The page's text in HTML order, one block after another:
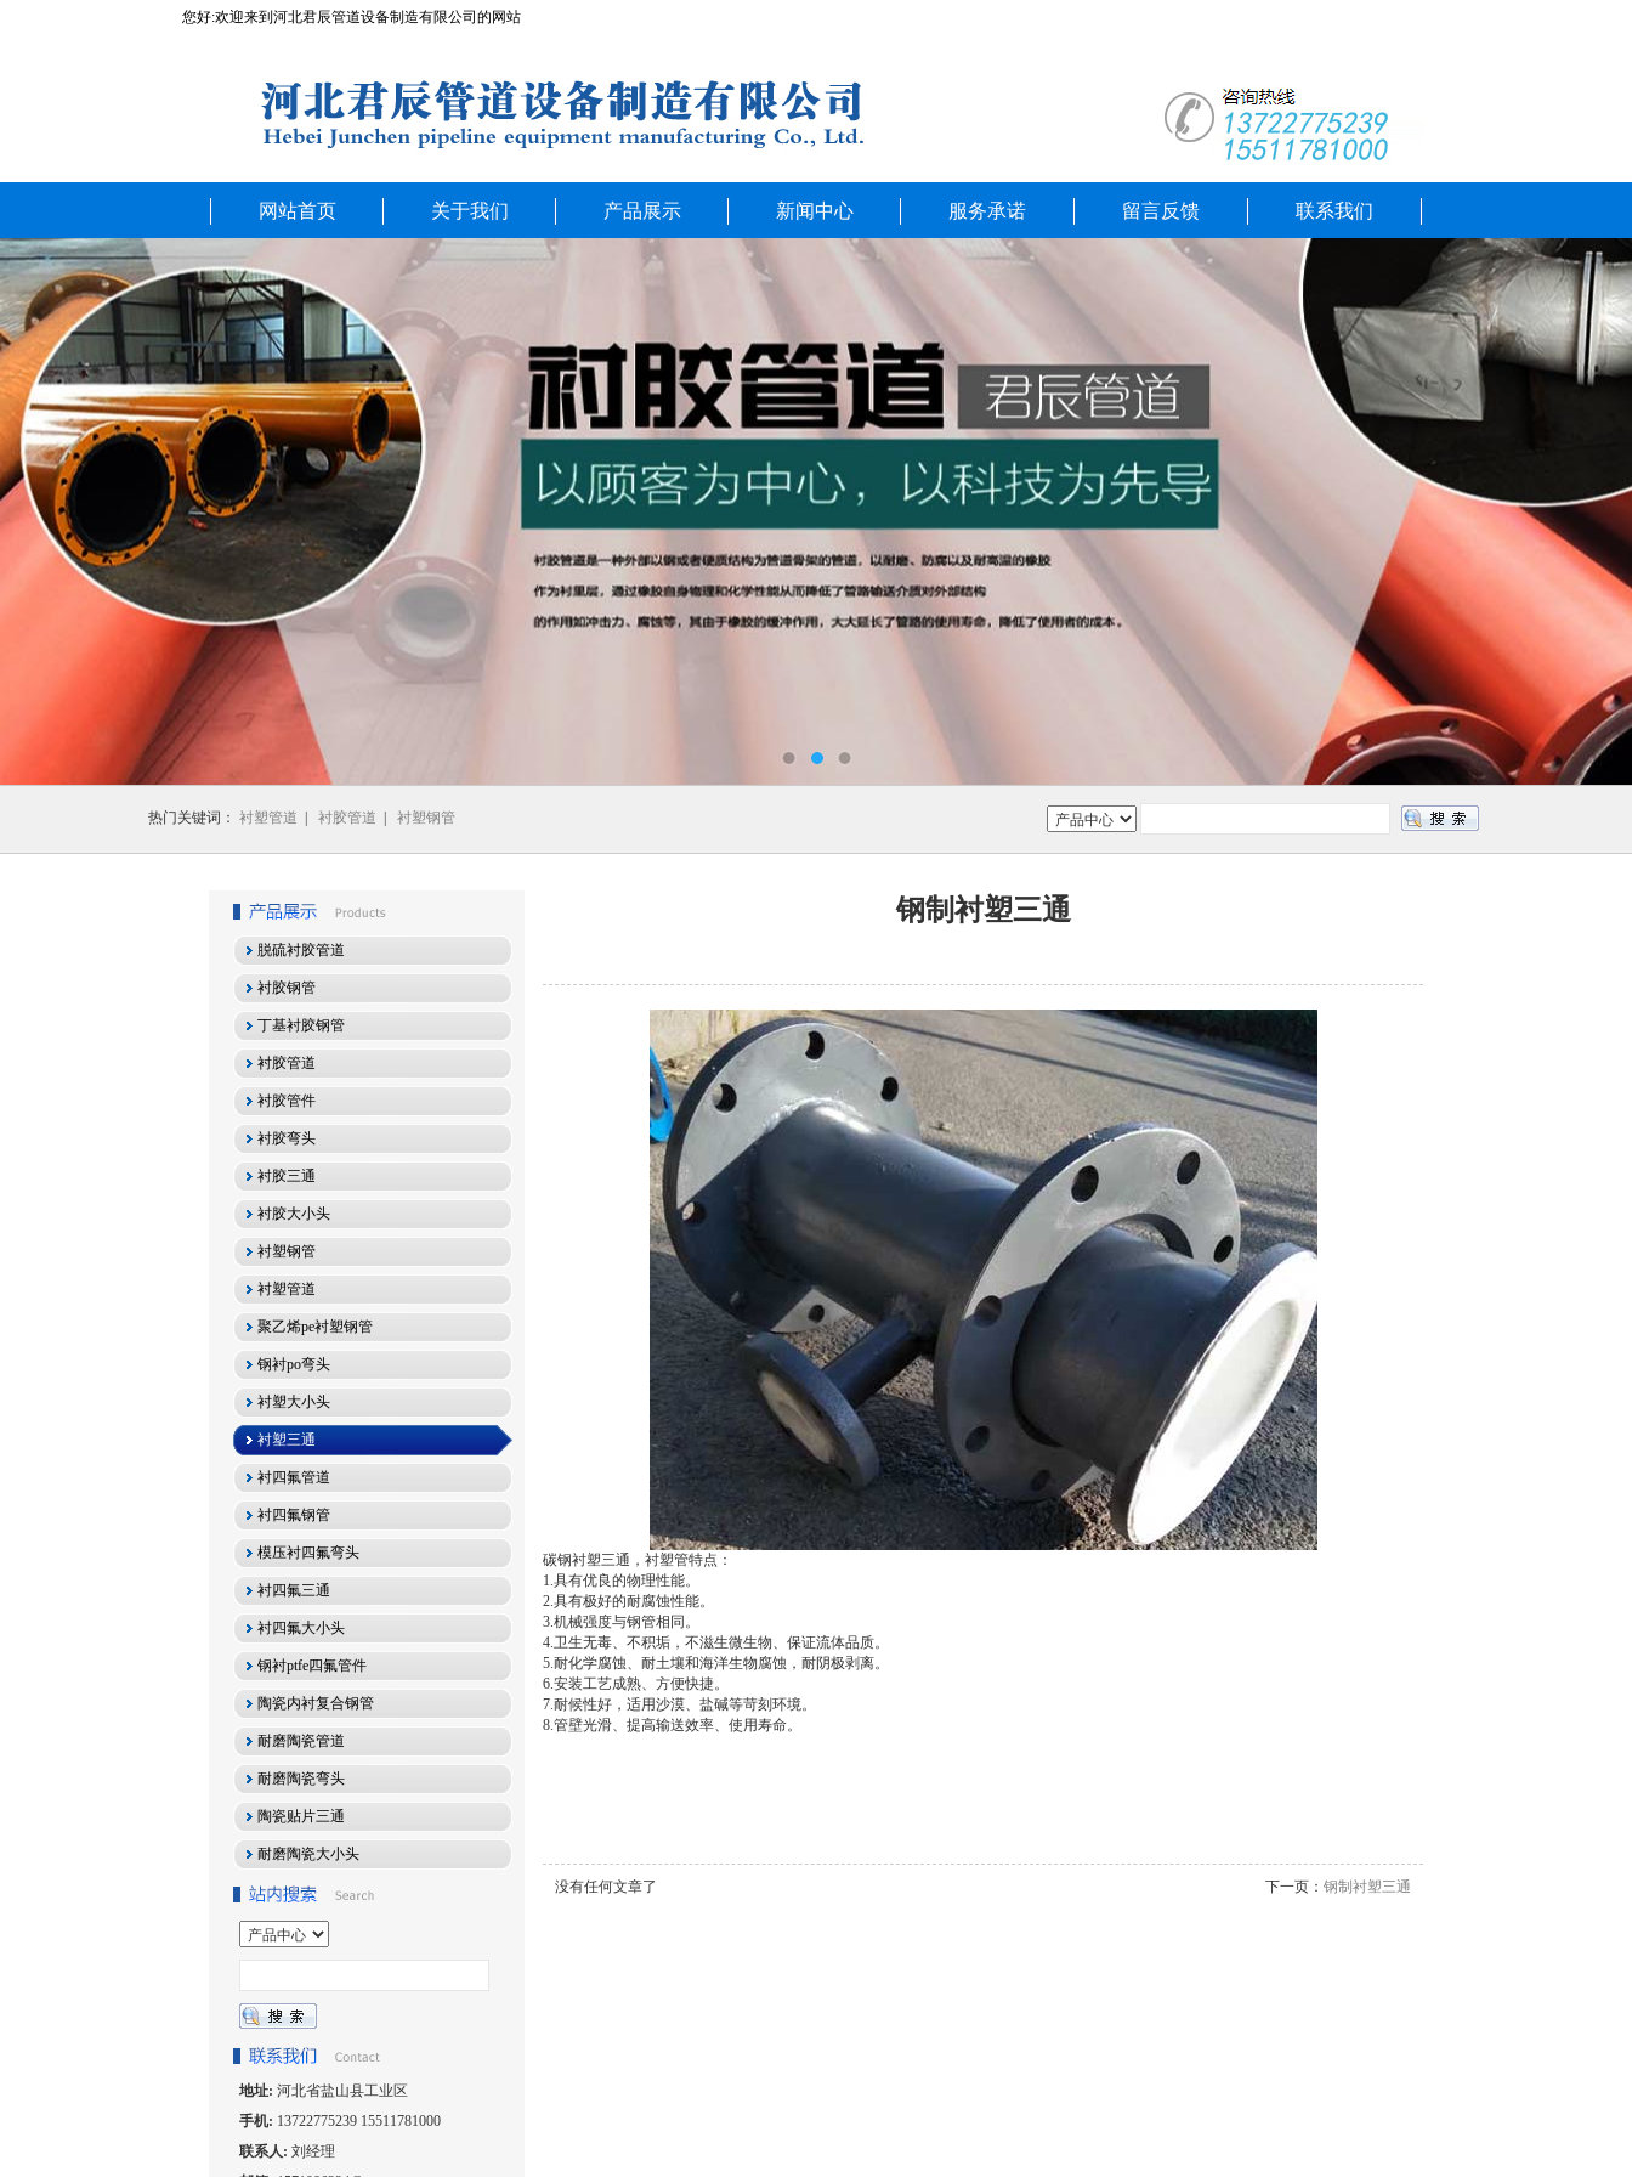
您好:欢迎来到河北君辰管道设备制造有限公司的网站
网站首页 关于我们 产品展示 新闻中心 服务承诺 留言反馈 联系我们
热门关键词： 衬塑管道 衬胶管道 衬塑钢管
脱硫衬胶管道
衬胶钢管
丁基衬胶钢管
衬胶管道
衬胶管件
衬胶弯头
衬胶三通
衬胶大小头
衬塑钢管
衬塑管道
聚乙烯pe衬塑钢管
钢衬po弯头
衬塑大小头
衬塑三通
衬四氟管道
衬四氟钢管
模压衬四氟弯头
衬四氟三通
衬四氟大小头
钢衬ptfe四氟管件
陶瓷内衬复合钢管
耐磨陶瓷管道
耐磨陶瓷弯头
陶瓷贴片三通
耐磨陶瓷大小头
地址: 河北省盐山县工业区
手机: 13722775239 15511781000
联系人: 刘经理
钢制衬塑三通
碳钢衬塑三通，衬塑管特点：
1.具有优良的物理性能。
2.具有极好的耐腐蚀性能。
3.机械强度与钢管相同。
4.卫生无毒、不积垢，不滋生微生物、保证流体品质。
5.耐化学腐蚀、耐土壤和海洋生物腐蚀，耐阴极剥离。
6.安装工艺成熟、方便快捷。
7.耐候性好，适用沙漠、盐碱等苛刻环境。
8.管壁光滑、提高输送效率、使用寿命。
没有任何文章了 下一页： 钢制衬塑三通